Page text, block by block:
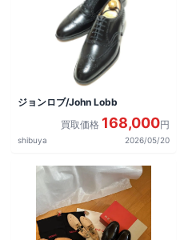
ジョンロブ/John Lobb
買取価格 168,000円
shibuya 2026/05/20